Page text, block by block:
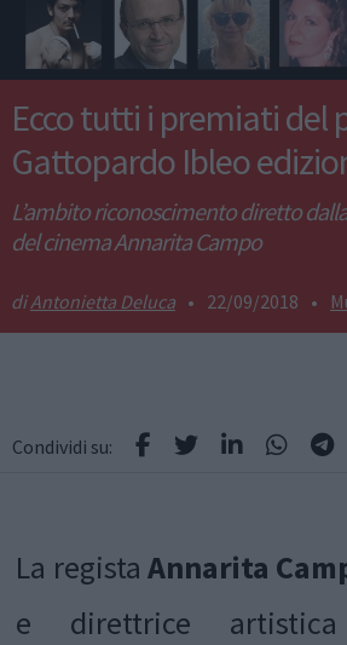
Ecco tutti i premiati del
Gattopardo Ibleo
L’ambito riconoscimento diretto
del cinema Annarita Campo
Antonietta Deluca • 22/09/2018 •
Condividi su:
La regista Annarita
e direttrice artistica